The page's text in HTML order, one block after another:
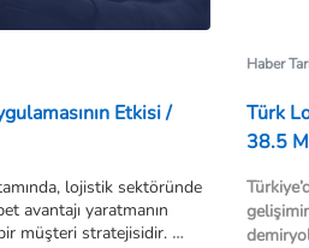
Etkisi /
lojistik sektöründe
avantajı yaratmanın
müşteri stratejisidir.
Haber
Türk
38.5